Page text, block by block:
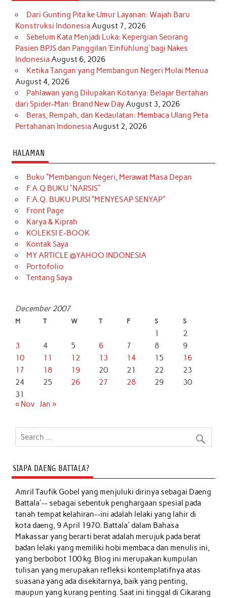
Dari Gunting Pita ke Umur Layanan: Wajah Baru
Konstruksi Indonesia August 7, 2026
Sebelum Kata Menjadi Luka: Kepergian Seorang
Pasien BPJS dan Panggilan ‘Einfühlung’ bagi Nakes
Indonesia August 6, 2026
Ketika Tangan yang Membangun Negeri Mulai Menua
August 4, 2026
Pahlawan yang Dilupakan Kotanya: Belajar Bertahan
dari Spider-Man: Brand New Day August 3, 2026
Beras, Rempah, dan Kedaulatan: Membaca Ulang Peta
Pertahanan Indonesia August 2, 2026
HALAMAN
Buku “Membangun Negeri, Merawat Masa Depan
F.A.Q BUKU “NARSIS”
F.A.Q. BUKU PUISI “MENYESAP SENYAP”
Front Page
Karya & Kiprah
KOLEKSI E-BOOK
Kontak Saya
MY ARTICLE @YAHOO INDONESIA
Portofolio
Tentang Saya
December 2007
M T W T F S S
1
2
3
4 5 6 7 8
9
10
11 12 13 14 15
16
17
18 19 20 21 22
23
24
25 26 27 28 29
30
31
« Nov Jan »
SIAPA DAENG BATTALA?
Amril Taufik Gobelyang menjuluki dirinya sebagai Daeng
Battala'-- sebagai sebentuk penghargaan spesial pada
tanah tempat kelahiran--ini adalah lelaki yang lahir di
kota daeng, 9 April 1970. Battala' dalam Bahasa
Makassar yang berarti berat adalah merujuk pada berat
badan lelaki yang memiliki hobi membaca dan menulis ini,
yang berbobot 100 kg. Blog ini merupakan kumpulan
tulisan yang merupakan refleksi kontemplatifnya atas
suasana yang ada disekitarnya, baik yang penting,
maupun yang kurang penting. Saat ini tinggal di Cikarang